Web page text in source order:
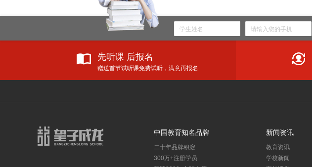
先听课 后报名
赠送首节试听课免费试听，满意再报名
中国教育知名品牌
二十年品牌积淀
300万+注册学员
新闻资讯
教育资讯
学校新闻